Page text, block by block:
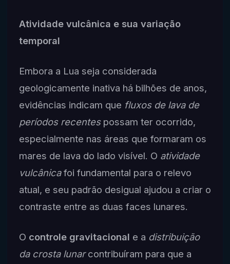
Atividade vulcânica e sua variação
temporal
Embora a Lua seja considerada
geologicamente inativa há bilhões de anos,
evidências indicam que fluxos de lava de
períodos recentespossam ter ocorrido,
especialmente nas áreas que formaram os
mares de lava do lado visível. O atividade
vulcânicafoi fundamental para o relevo
atual, e seu padrão desigual ajudou a criar o
contraste entre as duas faces lunares.
O controle gravitacional e a distribuição
da crosta lunarcontribuíram para que a